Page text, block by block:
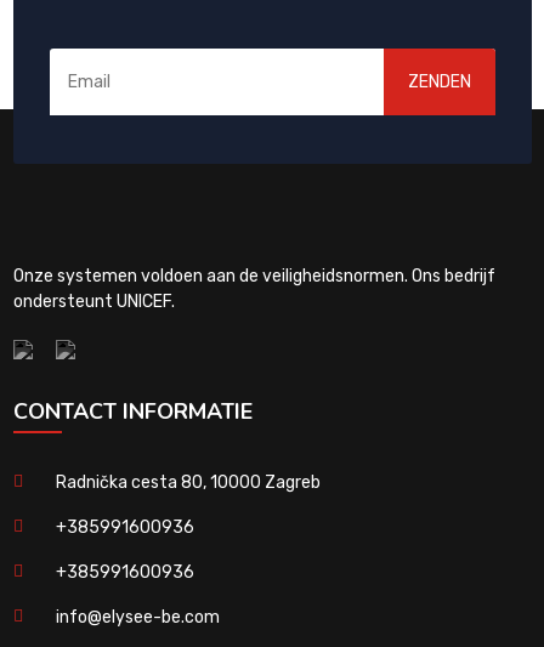
ZENDEN
Onze systemen voldoen aan de veiligheidsnormen. Ons bedrijf
ondersteunt UNICEF.
CONTACT INFORMATIE
Radnička cesta 80, 10000 Zagreb
+385991600936
+385991600936
info@elysee-be.com